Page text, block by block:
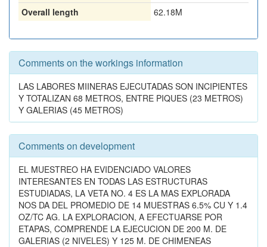
Overall length
62.18M
Comments on the workings information
LAS LABORES MIINERAS EJECUTADAS SON INCIPIENTES
Y TOTALIZAN 68 METROS, ENTRE PIQUES (23 METROS)
Y GALERIAS (45 METROS)
Comments on development
EL MUESTREO HA EVIDENCIADO VALORES
INTERESANTES EN TODAS LAS ESTRUCTURAS
ESTUDIADAS, LA VETA NO. 4 ES LA MAS EXPLORADA
NOS DA DEL PROMEDIO DE 14 MUESTRAS 6.5% CU Y 1.4
OZ/TC AG. LA EXPLORACION, A EFECTUARSE POR
ETAPAS, COMPRENDE LA EJECUCION DE 200 M. DE
GALERIAS (2 NIVELES) Y 125 M. DE CHIMENEAS